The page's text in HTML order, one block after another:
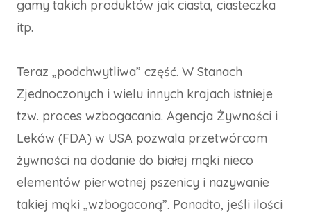
gamy takich produktów jak ciasta, ciasteczka
itp.
Teraz „podchwytliwa” część. W Stanach
Zjednoczonych i wielu innych krajach istnieje
tzw. proces wzbogacania. Agencja Żywności i
Leków (FDA) w USA pozwala przetwórcom
żywności na dodanie do białej mąki nieco
elementów pierwotnej pszenicy i nazywanie
takiej mąki „wzbogaconą”. Ponadto, jeśli ilości